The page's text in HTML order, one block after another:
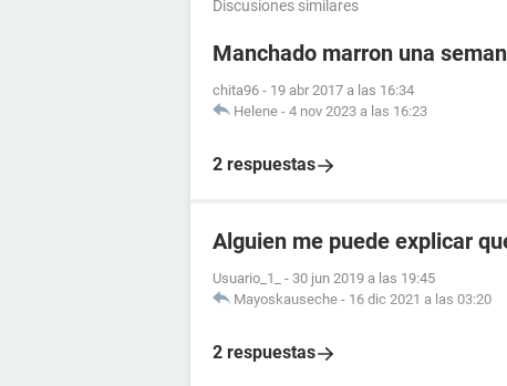
Discusiones similares
Manchado marron una
chita96 - 19 abr 2017 a las 16:34
Helene - 4 nov 2023 a las 16:23
2 respuestas
Alguien me puede explicar
Usuario_1_ - 30 jun 2019 a las 19:45
Mayoskauseche - 16 dic 2021 a las 03:20
2 respuestas